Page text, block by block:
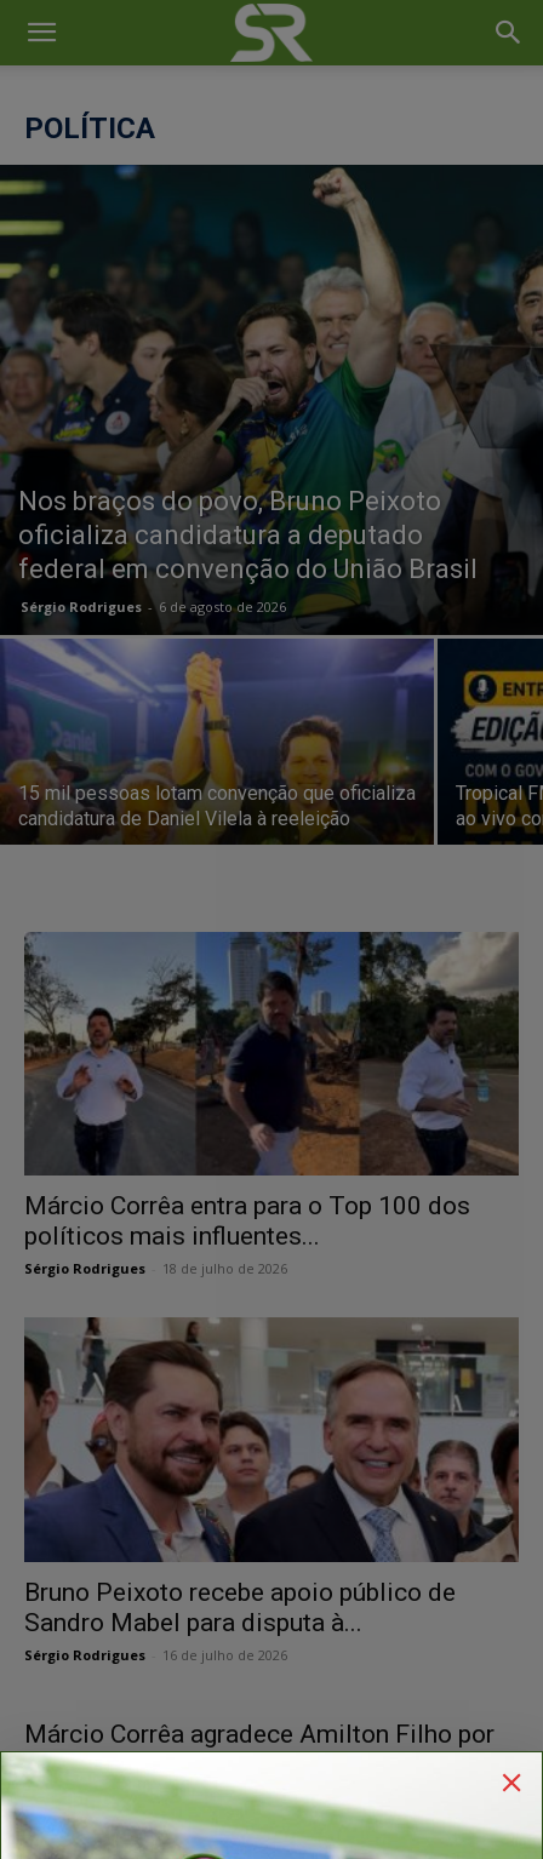
POLÍTICA
Nos braços do povo, Bruno Peixoto
oficializa candidatura a deputado
federal em convenção do União Brasil
Sérgio Rodrigues - 6 de agosto de 2026
15 mil pessoas lotam convenção que oficializa
candidatura de Daniel Vilela à reeleição
Tropical
ao vivo
Márcio Corrêa entra para o Top 100 dos
políticos mais influentes...
Sérgio Rodrigues 18 de julho de 2026
Bruno Peixoto recebe apoio público de
Sandro Mabel para disputa à...
Sérgio Rodrigues 16 de julho de 2026
Márcio Corrêa agradece Amilton Filho por
viabilizar atrações para aniversário de...
Sérgio Rodrigues - 4 de julho de 2026